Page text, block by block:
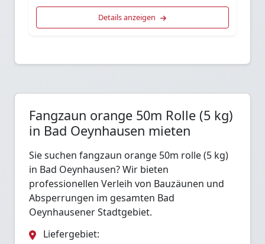
Details anzeigen
Fangzaun orange 50m Rolle (5 kg)
in Bad Oeynhausen mieten
Sie suchen fangzaun orange 50m rolle (5 kg)
in Bad Oeynhausen? Wir bieten
professionellen Verleih von Bauzäunen und
Absperrungen im gesamten Bad
Oeynhausener Stadtgebiet.
Liefergebiet: